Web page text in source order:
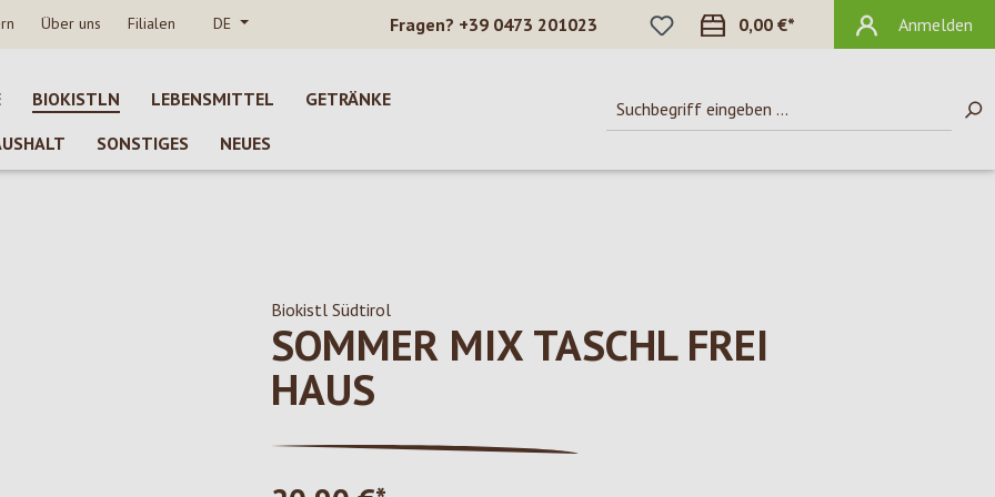
Über uns Filialen DE Fragen? +39 0473 201023
DU HAST 0 PRODUKTE AUF DEM
0,00 €* Anmelden
BIOKISTLN LEBENSMITTEL
GETRÄNKE
SONSTIGES NEUES
Biokistl Südtirol
SOMMER MIX TASCHL FREI
HAUS